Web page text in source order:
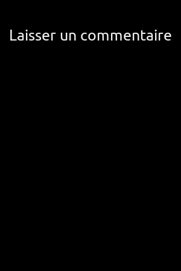
Laisser un commentaire